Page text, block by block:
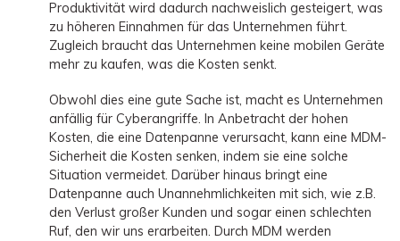
Produktivität wird dadurch nachweislich gesteigert, was
zu höheren Einnahmen für das Unternehmen führt.
Zugleich braucht das Unternehmen keine mobilen Geräte
mehr zu kaufen, was die Kosten senkt.
Obwohl dies eine gute Sache ist, macht es Unternehmen
anfällig für Cyberangriffe. In Anbetracht der hohen
Kosten, die eine Datenpanne verursacht, kann eine MDM-
Sicherheit die Kosten senken, indem sie eine solche
Situation vermeidet. Darüber hinaus bringt eine
Datenpanne auch Unannehmlichkeiten mit sich, wie z.B.
den Verlust großer Kunden und sogar einen schlechten
Ruf, den wir uns erarbeiten. Durch MDM werden